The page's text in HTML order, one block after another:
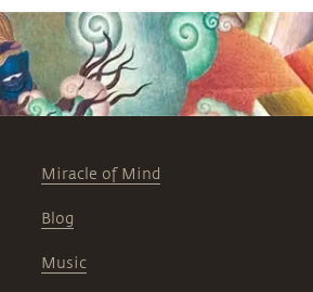
Miracle of Mind
Blog
Music